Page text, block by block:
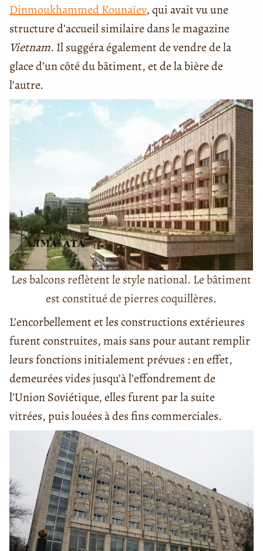
Dinmoukhammed Kounaïev, qui avait vu une
structure d’accueil similaire dans le magazine
Vietnam. Il suggéra également de vendre de la
glace d’un côté du bâtiment, et de la bière de
l’autre.
Les balcons reflètent le style national. Le bâtiment
est constitué de pierres coquillères.
L’encorbellement et les constructions extérieures
furent construites, mais sans pour autant remplir
leurs fonctions initialement prévues : en effet,
demeurées vides jusqu’à l’effondrement de
l’Union Soviétique, elles furent par la suite
vitrées, puis louées à des fins commerciales.